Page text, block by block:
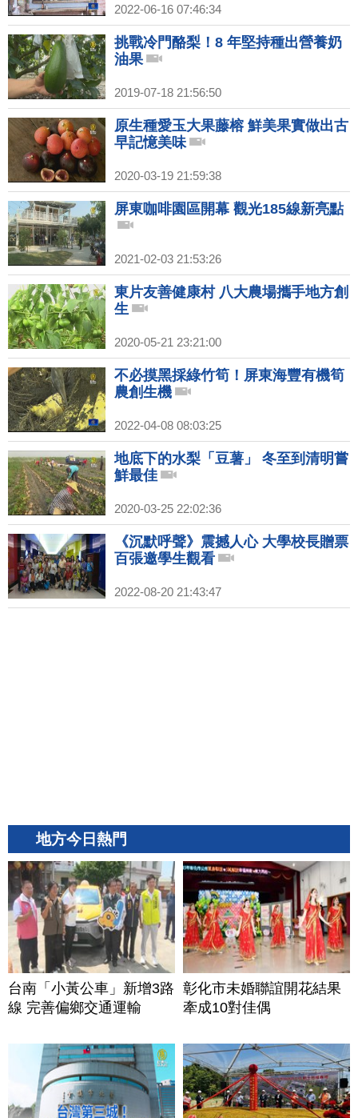
2022-06-16 07:46:34
挑戰冷門酪梨！8 年堅持種出營養奶
油果
2019-07-18 21:56:50
原生種愛玉大果藤榕 鮮美果實做出古
早記憶美味
2020-03-19 21:59:38
屏東咖啡園區開幕 觀光185線新亮點
2021-02-03 21:53:26
東片友善健康村 八大農場攜手地方創
生
2020-05-21 23:21:00
不必摸黑採綠竹筍！屏東海豐有機筍
農創生機
2022-04-08 08:03:25
地底下的水梨「豆薯」 冬至到清明嘗
鮮最佳
2020-03-25 22:02:36
《沉默呼聲》震撼人心 大學校長贈票
百張邀學生觀看
2022-08-20 21:43:47
地方今日熱門
台南「小黃公車」新增3路
線 完善偏鄉交通運輸
彰化市未婚聯誼開花結果
牽成10對佳偶